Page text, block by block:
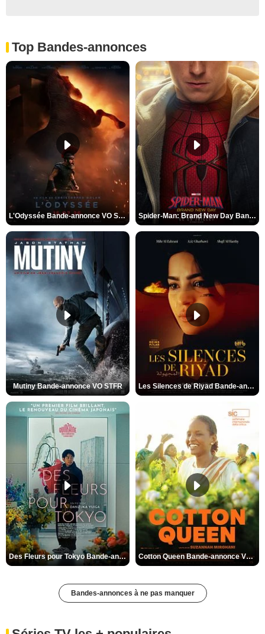
Top Bandes-annonces
L'Odyssée Bande-annonce VO STFR Spider-Man: Brand New Day Bande-annonce VO STFR
Mutiny Bande-annonce VO STFR Les Silences de Riyad Bande-annonce VO STFR
Des Fleurs pour Tokyo Bande-annonce VO STFR Cotton Queen Bande-annonce VO STFR
Bandes-annonces à ne pas manquer